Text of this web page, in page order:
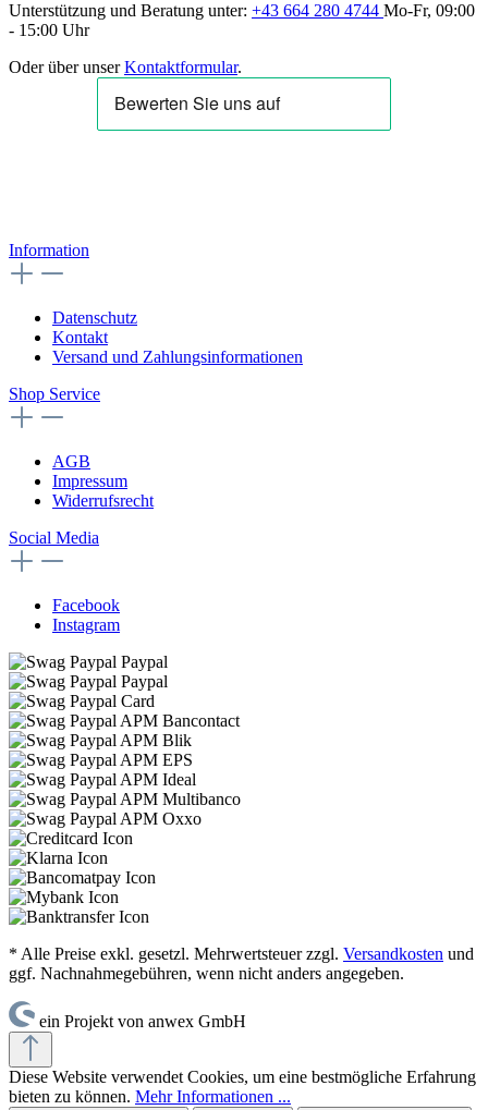
Unterstützung und Beratung unter: +43 664 280 4744 Mo-Fr, 09:00
- 15:00 Uhr
Oder über unserKontaktformular.
Information
Datenschutz
Kontakt
Versand und Zahlungsinformationen
Shop Service
AGB
Impressum
Widerrufsrecht
Social Media
Facebook
Instagram
* Alle Preise exkl. gesetzl. Mehrwertsteuer zzgl. Versandkosten und
ggf. Nachnahmegebühren, wenn nicht anders angegeben.
ein Projekt von anwex GmbH
Diese Website verwendet Cookies, um eine bestmögliche Erfahrung
bieten zu können. Mehr Informationen ...